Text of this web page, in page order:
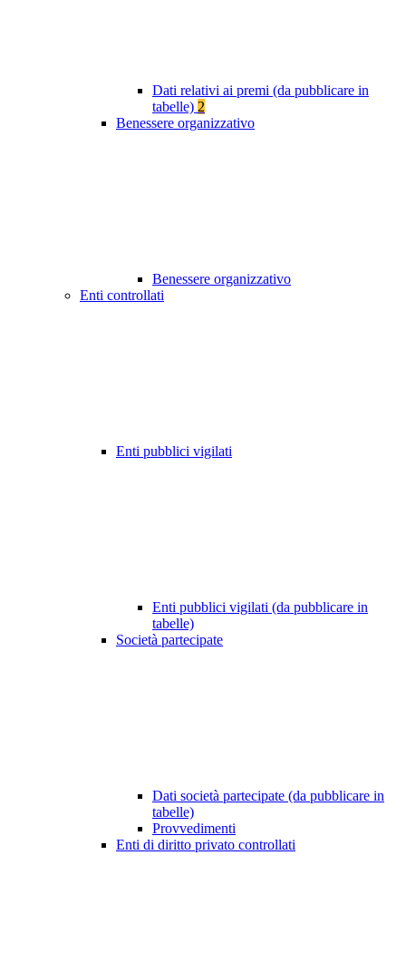
Dati relativi ai premi (da pubblicare in
tabelle) 2
Benessere organizzativo
Benessere organizzativo
Enti controllati
Enti pubblici vigilati
Enti pubblici vigilati (da pubblicare in
tabelle)
Società partecipate
Dati società partecipate (da pubblicare in
tabelle)
Provvedimenti
Enti di diritto privato controllati